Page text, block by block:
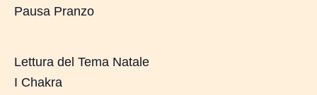
Pausa Pranzo
Lettura del Tema Natale
I Chakra